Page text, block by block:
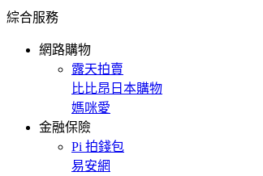
綜合服務
網路購物
露天拍賣
比比昂日本購物
媽咪愛
金融保險
Pi 拍錢包
易安網